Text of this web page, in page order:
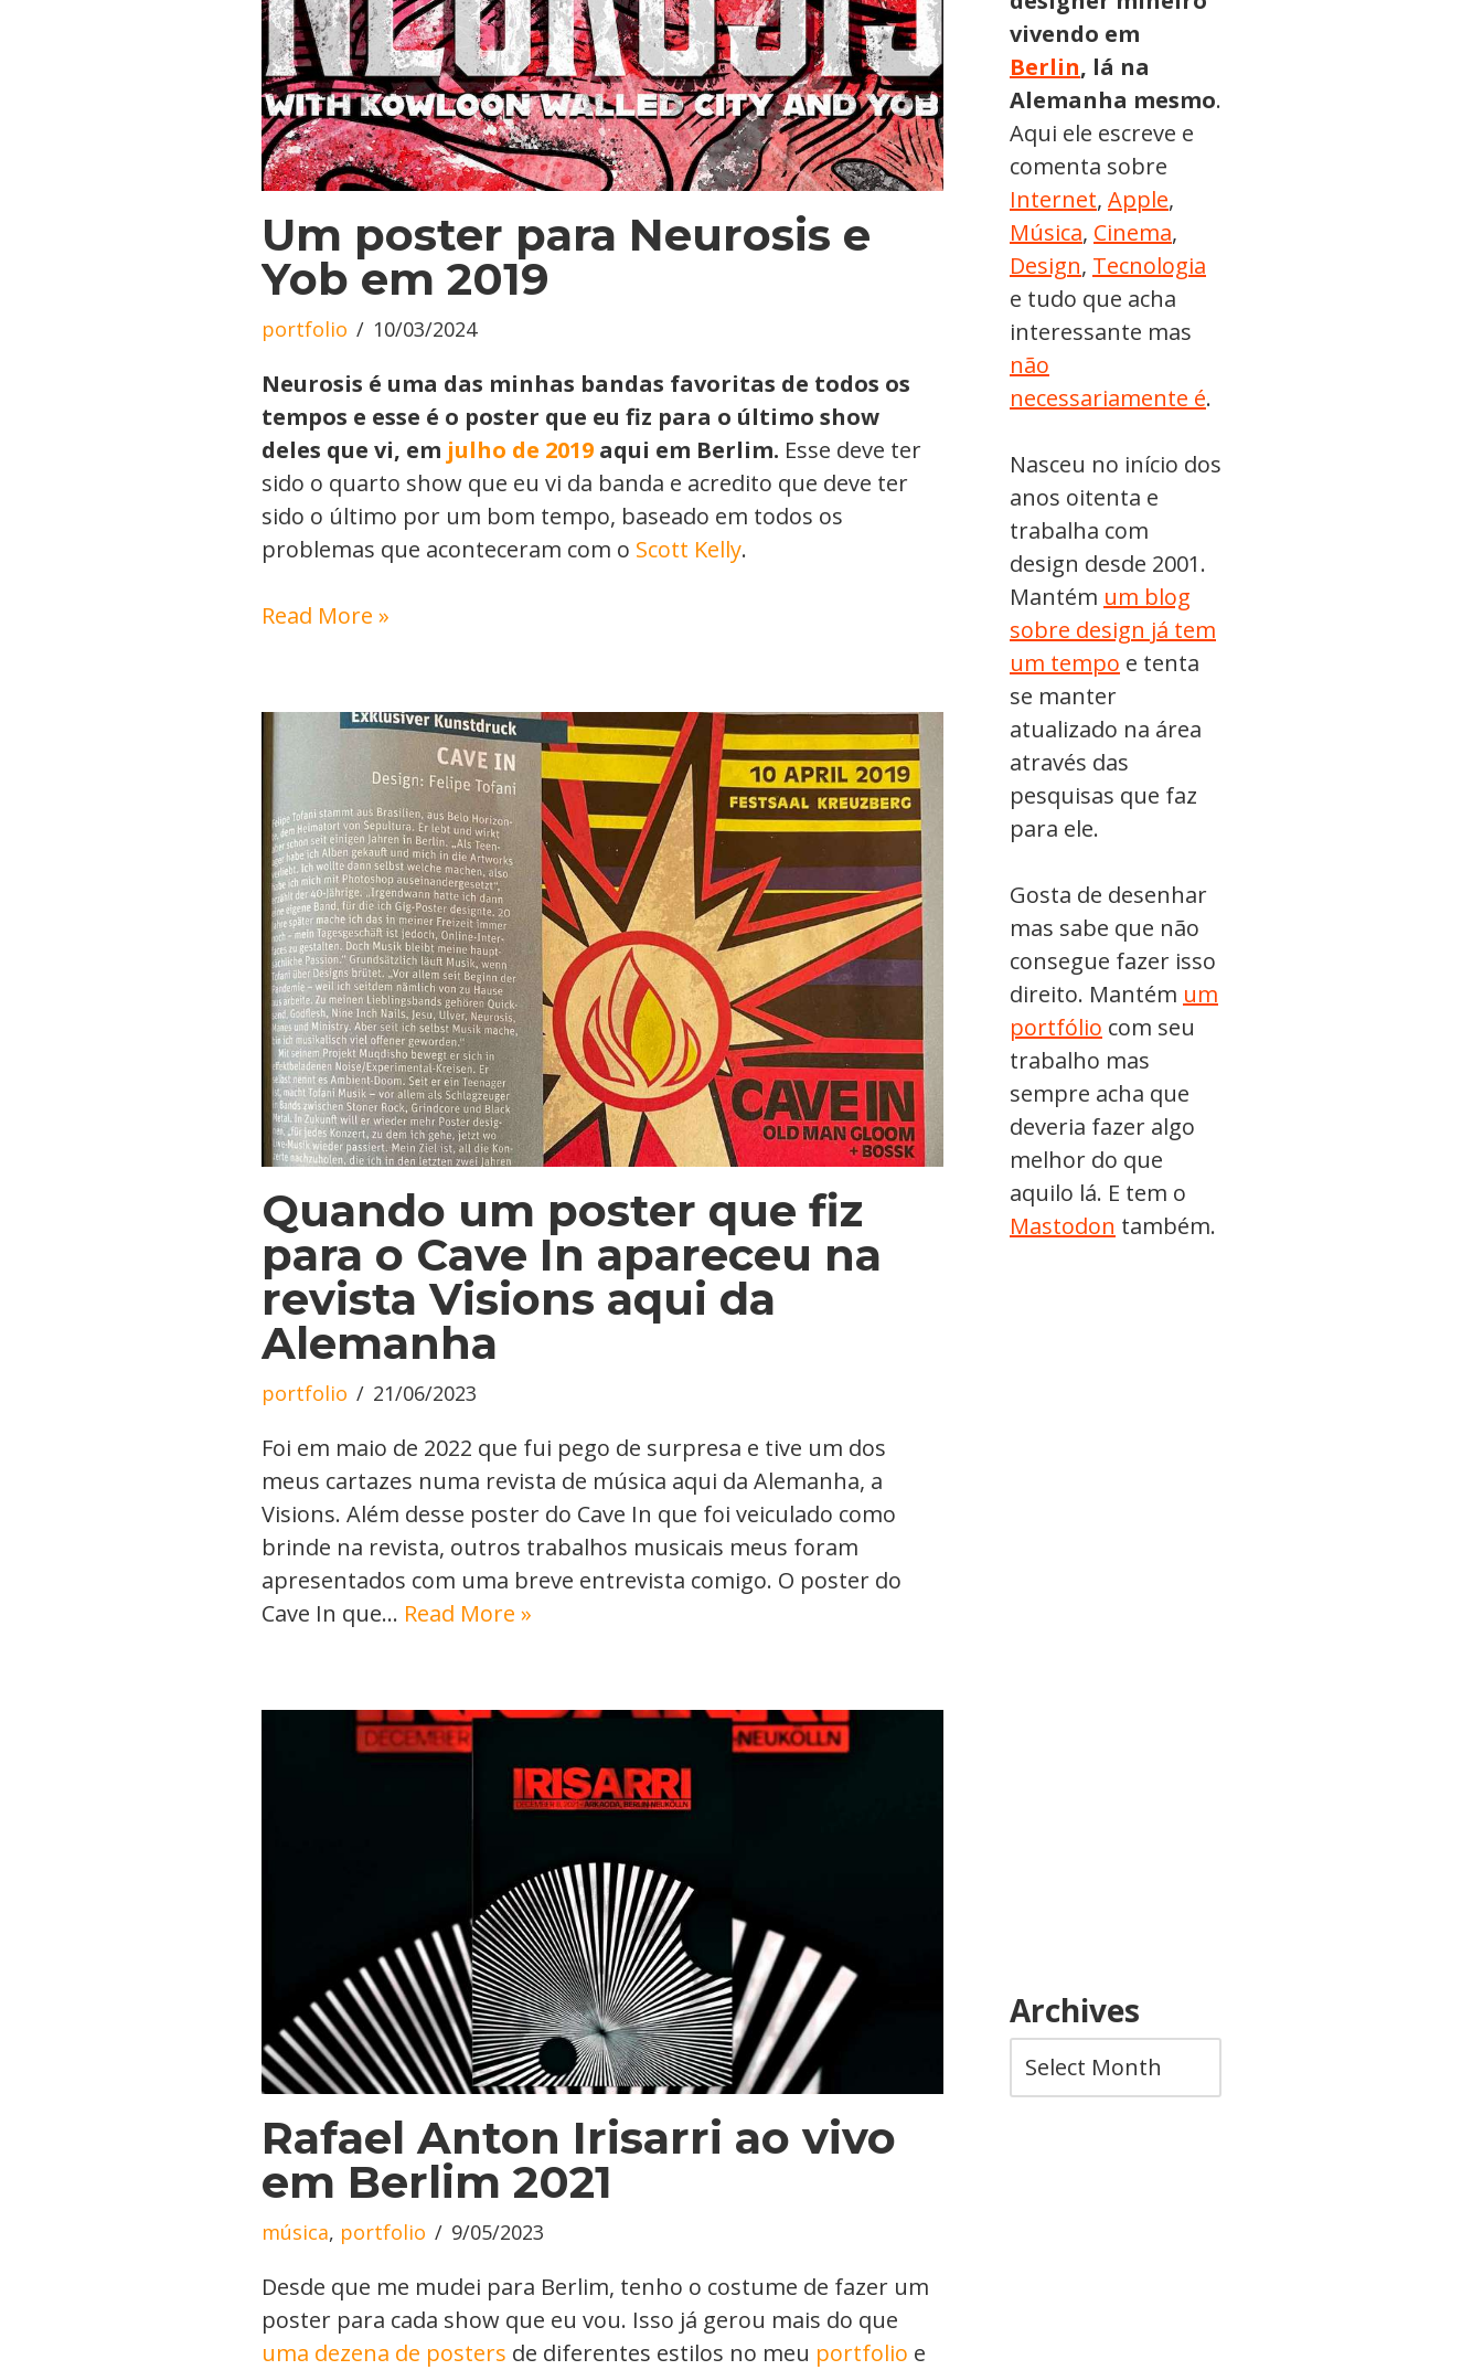
Um poster para Neurosis e
Yob em 2019
portfolio 10/03/2024
Neurosis é uma das minhas bandas favoritas de todos os
tempos e esse é o poster que eu fiz para o último show
deles que vi, em julho de 2019 aqui em Berlim. Esse deve ter
sido o quarto show que eu vi da banda e acredito que deve ter
sido o último por um bom tempo, baseado em todos os
problemas que aconteceram com o Scott Kelly.
Read More »
Quando um poster que fiz
para o Cave In apareceu na
revista Visions aqui da
Alemanha
portfolio 21/06/2023
Foi em maio de 2022 que fui pego de surpresa e tive um dos
meus cartazes numa revista de música aqui da Alemanha, a
Visions. Além desse poster do Cave In que foi veiculado como
brinde na revista, outros trabalhos musicais meus foram
apresentados com uma breve entrevista comigo. O poster do
Cave In que… Read More »
Rafael Anton Irisarri ao vivo
em Berlim 2021
música, portfolio 9/05/2023
Desde que me mudei para Berlim, tenho o costume de fazer um
poster para cada show que eu vou. Isso já gerou mais do que
uma dezena de posters de diferentes estilos no meu portfolio e
vivendo em
Berlin, lá na
Alemanha mesmo.
Aqui ele escreve e
comenta sobre
Internet, Apple,
Música, Cinema,
Design, Tecnologia
e tudo que acha
interessante mas
não
necessariamente é.
Nasceu no início dos
anos oitenta e
trabalha com
design desde 2001.
Mantém um blog
sobre design já tem
um tempo e tenta
se manter
atualizado na área
através das
pesquisas que faz
para ele.
Gosta de desenhar
mas sabe que não
consegue fazer isso
direito. Mantém um
portfólio com seu
trabalho mas
sempre acha que
deveria fazer algo
melhor do que
aquilo lá. E tem o
Mastodon também.
Archives